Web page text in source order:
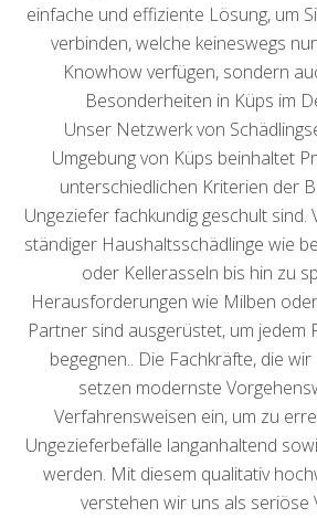
einfache und effiziente Lösung, um
verbinden, welche keineswegs
Knowhow verfügen, sondern
Besonderheiten in Küps im
Unser Netzwerk von
Umgebung von Küps beinhaltet
unterschiedlichen Kriterien der
Ungeziefer fachkundig geschult sind.
ständiger Haushaltsschädlinge wie
oder Kellerasseln bis hin zu
Herausforderungen wie Milben
Partner sind ausgerüstet, um jedem
begegnen.. Die Fachkräfte, die
setzen modernste
Verfahrensweisen ein, um zu
Ungezieferbefälle langanhaltend
werden. Mit diesem qualitativ
verstehen wir uns als seriöse